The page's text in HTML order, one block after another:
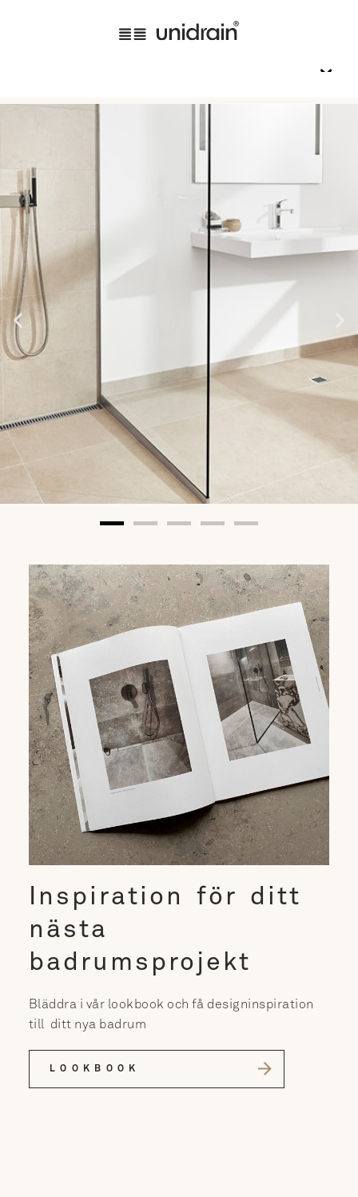
EN SÄKER LÖSNING
- och detaljen som avgör
Inspiration för ditt
nästa
badrumsprojekt
Bläddra i vår lookbook och få designinspiration
till ditt nya badrum
LOOKBOOK